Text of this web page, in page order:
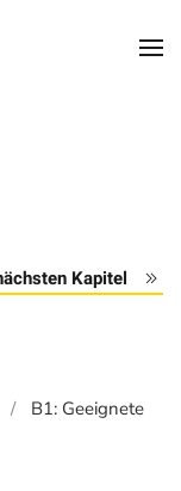
Kapitel
B1: Geeignete